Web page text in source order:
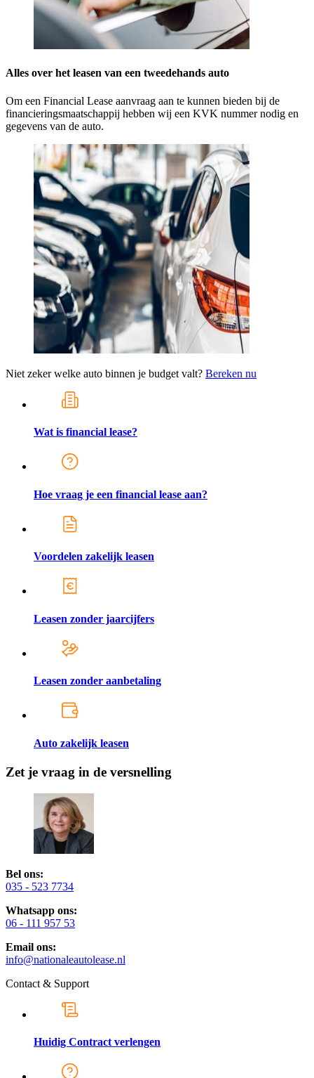
Alles over het leasen van een tweedehands auto
Om een Financial Lease aanvraag aan te kunnen bieden bij de
financieringsmaatschappij hebben wij een KVK nummer nodig en
gegevens van de auto.
Niet zeker welke auto binnen je budget valt? Bereken nu
Wat is financial lease?
Hoe vraag je een financial lease aan?
Voordelen zakelijk leasen
Leasen zonder jaarcijfers
Leasen zonder aanbetaling
Auto zakelijk leasen
Zet je vraag in de versnelling
Bel ons:
035 - 523 7734
Whatsapp ons:
06 - 111 957 53
Email ons:
info@nationaleautolease.nl
Contact & Support
Huidig Contract verlengen